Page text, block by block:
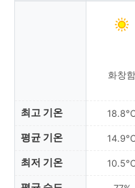
최고 기온
평균 기온
최저 기온
화창함